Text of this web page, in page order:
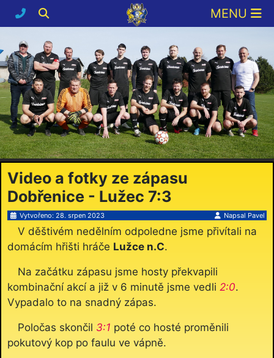
Video a fotky ze zápasu
Dobřenice - Lužec 7:3
Napsal Pavel
Vytvořeno: 28. srpen 2023
V děštivém nedělním odpoledne jsme přivítali na
domácím hřišti hráče Lužce n.C.
Na začátku zápasu jsme hosty překvapili
kombinační akcí a již v 6 minutě jsme vedli 2:0.
Vypadalo to na snadný zápas.
Poločas skončil 3:1 poté co hosté proměnili
pokutový kop po faulu ve vápně.